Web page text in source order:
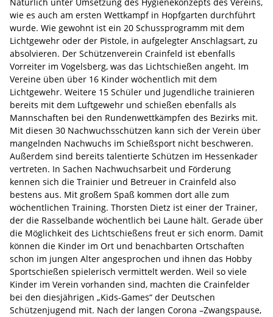
wie es auch am ersten Wettkampf in Hopfgarten durchführt
wurde. Wie gewohnt ist ein 20 Schussprogramm mit dem
Lichtgewehr oder der Pistole, in aufgelegter Anschlagsart, zu
absolvieren. Der Schützenverein Crainfeld ist ebenfalls
Vorreiter im Vogelsberg, was das Lichtschießen angeht. Im
Vereine üben über 16 Kinder wöchentlich mit dem
Lichtgewehr. Weitere 15 Schüler und Jugendliche trainieren
bereits mit dem Luftgewehr und schießen ebenfalls als
Mannschaften bei den Rundenwettkämpfen des Bezirks mit.
Mit diesen 30 Nachwuchsschützen kann sich der Verein über
mangelnden Nachwuchs im Schießsport nicht beschweren.
Außerdem sind bereits talentierte Schützen im Hessenkader
vertreten. In Sachen Nachwuchsarbeit und Förderung
kennen sich die Trainier und Betreuer in Crainfeld also
bestens aus. Mit großem Spaß kommen dort alle zum
wöchentlichen Training. Thorsten Dietz ist einer der Trainer,
der die Rasselbande wöchentlich bei Laune hält. Gerade über
die Möglichkeit des Lichtschießens freut er sich enorm. Damit
können die Kinder im Ort und benachbarten Ortschaften
schon im jungen Alter angesprochen und ihnen das Hobby
Sportschießen spielerisch vermittelt werden. Weil so viele
Kinder im Verein vorhanden sind, machten die Crainfelder
bei den diesjährigen „Kids-Games“ der Deutschen
Schützenjugend mit. Nach der langen Corona –Zwangspause,